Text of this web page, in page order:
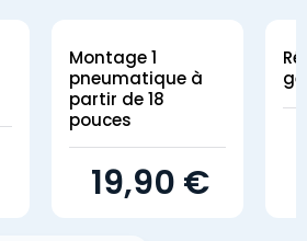
Montage 1
pneumatique à
partir de 18
pouces
19,90 €